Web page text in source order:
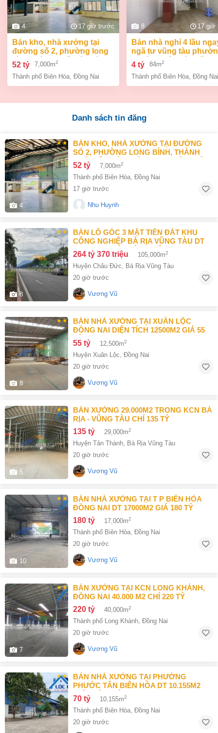
4 17 giờ trước
bán kho, nhà xưởng tại
đường số 2, phường long
bình, thành phố biên hòa,
đồng nai giá 52 tỷ
52 tỷ 7,000m2
Thành phố Biên Hòa Đồng Nai
8 17 giờ
bán nhà nghỉ 4 lầu ngay
ngã tư vũng tàu
an bình biên hòa đồng
giá chỉ 4 tỷ
4 tỷ 84m2
Thành phố Biên Hòa Đồng Nai
Danh sách tin đăng
4
BÁN KHO, NHÀ XƯỞNG TẠI ĐƯỜNG
SỐ 2, PHƯỜNG LONG BÌNH, THÀNH
PHỐ BIÊN HÒA, ĐỒNG NAI GIÁ 52 TỶ
52 tỷ 7,000m2
Thành phố Biên Hòa, Đồng Nai
17 giờ trước
Nhu Huynh
8
BÁN LÔ GÓC 3 MẶT TIỀN ĐẤT KHU
CÔNG NGHIỆP BÀ RỊA VŨNG TÀU DT
105000M2 GIÁ CHỈ 100 ĐÔ/M2
264 tỷ 370 triệu 105,000m2
Huyện Châu Đức, Bà Rịa Vũng Tàu
20 giờ trước
Vương Vũ
8
BÁN NHÀ XƯỞNG TẠI XUÂN LỘC
ĐỒNG NAI DIỆN TÍCH 12500M2 GIÁ 55
TỶ
55 tỷ 12,500m2
Huyện Xuân Lộc, Đồng Nai
20 giờ trước
Vương Vũ
5
BÁN XƯỞNG 29.000M2 TRONG KCN BÀ
RỊA - VŨNG TÀU CHỈ 135 TỶ
135 tỷ 29,000m2
Huyện Tân Thành Bà Rịa Vũng Tàu
20 giờ trước
Vương Vũ
10
BÁN NHÀ XƯỞNG TẠI T P BIÊN HÒA
ĐỒNG NAI DT 17000M2 GIÁ 180 TỶ
180 tỷ 17,000m2
Thành phố Biên Hòa Đồng Nai
20 giờ trước
Vương Vũ
7
BÁN XƯỞNG TẠI KCN LONG KHÁNH,
ĐỒNG NAI 40.000 M2 CHỈ 220 TỶ
220 tỷ 40,000m2
Thành phố Long Khánh Đồng Nai
20 giờ trước
Vương Vũ
BÁN NHÀ XƯỞNG TẠI PHƯỜNG
PHƯỚC TÂN BIÊN HÒA DT 10.155M2
GIÁ CHỈ 70 TỶ
70 tỷ 10,155m2
Thành phố Biên Hòa, Đồng Nai
20 giờ trước